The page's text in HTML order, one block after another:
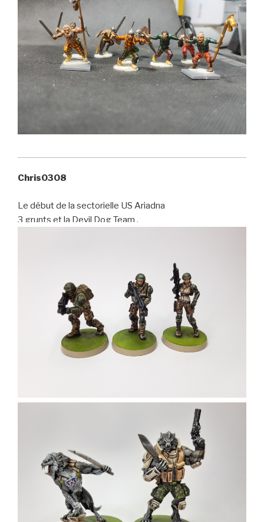
Chris0308
Le début de la sectorielle US Ariadna
3 grunts et la Devil Dog Team .